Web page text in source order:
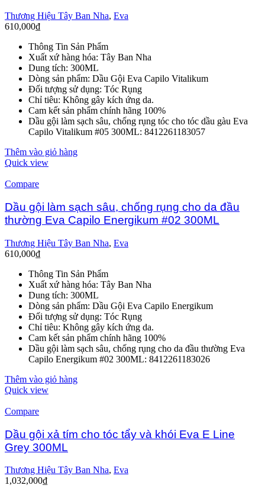
Thương Hiệu Tây Ban Nha, Eva
610,000₫
Thông Tin Sản Phẩm
Xuất xứ hàng hóa: Tây Ban Nha
Dung tích: 300ML
Dòng sản phẩm: Dầu Gội Eva Capilo Vitalikum
Đối tượng sử dụng: Tóc Rụng
Chỉ tiêu: Không gây kích ứng da.
Cam kết sản phẩm chính hãng 100%
Dầu gội làm sạch sâu, chống rụng tóc cho tóc dầu gàu Eva
Capilo Vitalikum #05 300ML: 8412261183057
Thêm vào giỏ hàng
Quick view
Compare
Dầu gội làm sạch sâu, chống rụng cho da đầu
thường Eva Capilo Energikum #02 300ML
Thương Hiệu Tây Ban Nha, Eva
610,000₫
Thông Tin Sản Phẩm
Xuất xứ hàng hóa: Tây Ban Nha
Dung tích: 300ML
Dòng sản phẩm: Dầu Gội Eva Capilo Energikum
Đối tượng sử dụng: Tóc Rụng
Chỉ tiêu: Không gây kích ứng da.
Cam kết sản phẩm chính hãng 100%
Dầu gội làm sạch sâu, chống rụng cho da đầu thường Eva
Capilo Energikum #02 300ML: 8412261183026
Thêm vào giỏ hàng
Quick view
Compare
Dầu gội xả tím cho tóc tẩy và khói Eva E Line
Grey 300ML
Thương Hiệu Tây Ban Nha, Eva
1,032,000₫